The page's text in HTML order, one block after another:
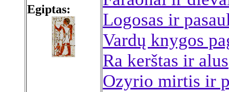
Egiptas:
Logosas ir
Vardų knygos
Ra kerštas ir alus
Ozyrio mirtis ir